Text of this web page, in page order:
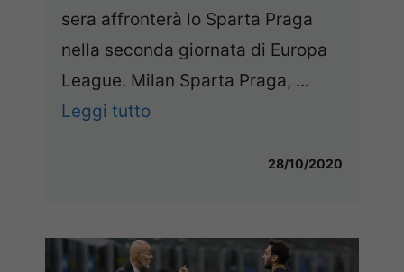
sera affronterà lo Sparta Praga
nella seconda giornata di Europa
League. Milan Sparta Praga, ...
Leggi tutto
28/10/2020